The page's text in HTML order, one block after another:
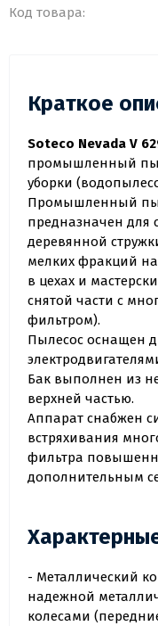
Код товара:
Краткое
Soteco Nevada V
промышленный
уборки
Промышленный
предназначен для
деревянной
мелких фракций
в цехах и
снятой части с
фильтром).
Пылесос оснащен
Бак выполнен из
верхней частью.
Аппарат снабжен
встряхивания
фильтра
дополнительным
- Металлический
надежной
колесами